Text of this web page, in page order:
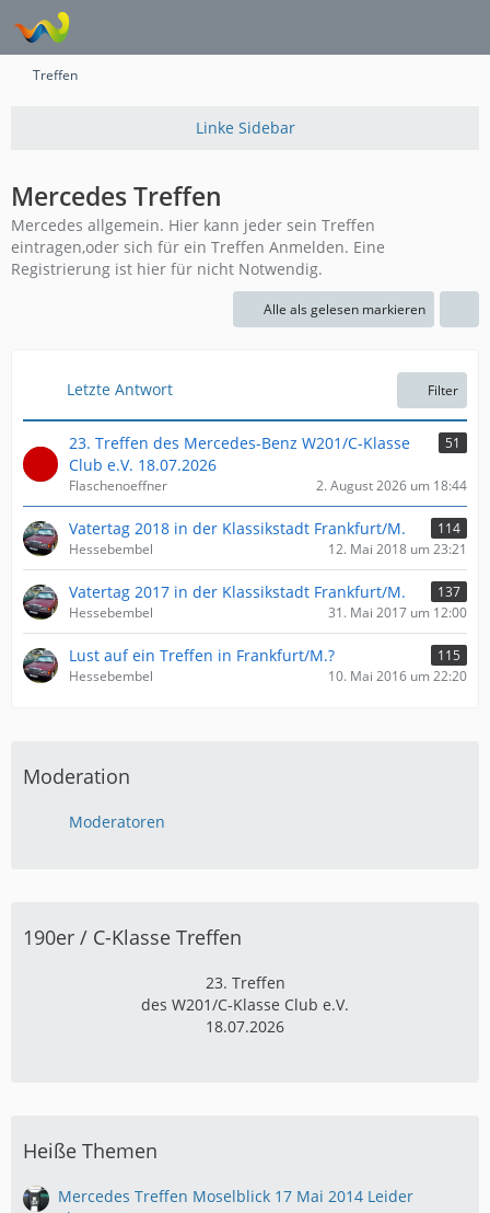
Treffen
Mercedes Treffen
Mercedes allgemein. Hier kann jeder sein Treffen
eintragen,oder sich für ein Treffen Anmelden. Eine
Registrierung ist hier für nicht Notwendig.
Alle als gelesen markieren
Letzte Antwort Filter
23. Treffen des Mercedes-Benz W201/C-Klasse
Club e.V. 18.07.2026
51
Flaschenoeffner 2. August 2026 um 18:44
Vatertag 2018 in der Klassikstadt Frankfurt/M.
114
Hessebembel
12. Mai 2018 um 23:21
Vatertag 2017 in der Klassikstadt Frankfurt/M.
137
Hessebembel
31. Mai 2017 um 12:00
Lust auf ein Treffen in Frankfurt/M.?
115
Hessebembel
10. Mai 2016 um 22:20
Moderation
Moderatoren
190er / C-Klasse Treffen
23. Treffen
des W201/C-Klasse Club e.V.
18.07.2026
Heiße Themen
Mercedes Treffen Moselblick 17 Mai 2014 Leider